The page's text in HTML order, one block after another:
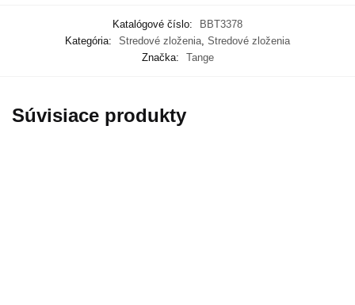
Katalógové číslo:
BBT3378
Kategória:
Stredové zloženia Stredové zloženia
Značka:
Tange
Súvisiace produkty